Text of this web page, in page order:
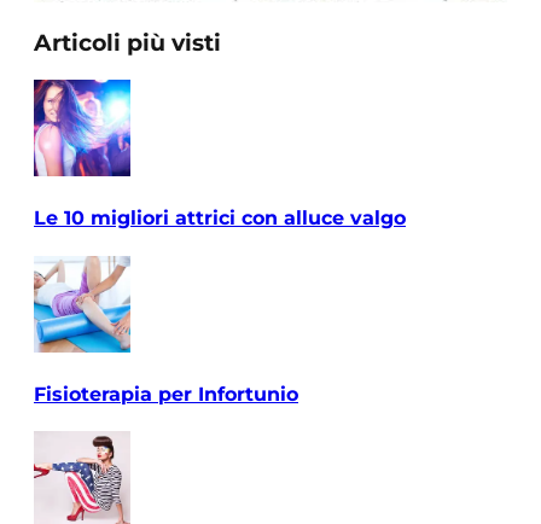
Articoli più visti
Le 10 migliori attrici con alluce valgo
Fisioterapia per Infortunio